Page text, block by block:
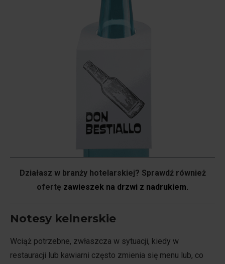
Działasz w branży hotelarskiej? Sprawdź również
ofertę zawieszek na drzwi z nadrukiem.
Notesy kelnerskie
Wciąż potrzebne, zwłaszcza w sytuacji, kiedy w
restauracji lub kawiarni często zmienia się menu lub, co